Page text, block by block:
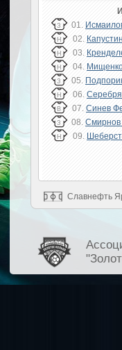
З 01.
Н 02.
Н 03.
Н 04.
З 05.
Н 06.
В 07. Синев
З 08.
Н 09.
Славнефть